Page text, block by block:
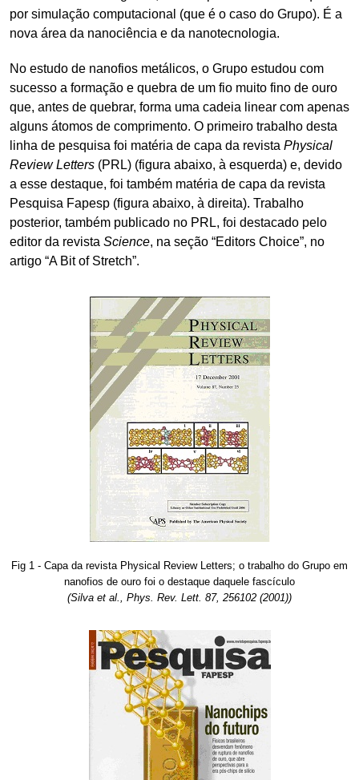
por simulação computacional (que é o caso do Grupo). É a
nova área da nanociência e da nanotecnologia.
No estudo de nanofios metálicos, o Grupo estudou com
sucesso a formação e quebra de um fio muito fino de ouro
que, antes de quebrar, forma uma cadeia linear com apenas
alguns átomos de comprimento. O primeiro trabalho desta
linha de pesquisa foi matéria de capa da revista Physical
Review Letters (PRL) (figura abaixo, à esquerda) e, devido
a esse destaque, foi também matéria de capa da revista
Pesquisa Fapesp (figura abaixo, à direita). Trabalho
posterior, também publicado no PRL, foi destacado pelo
editor da revista Science, na seção “Editors Choice”, no
artigo “A Bit of Stretch”.
Fig 1 - Capa da revista Physical Review Letters; o trabalho do Grupo em
nanofios de ouro foi o destaque daquele fascículo
(Silva et al., Phys. Rev. Lett. 87, 256102 (2001))